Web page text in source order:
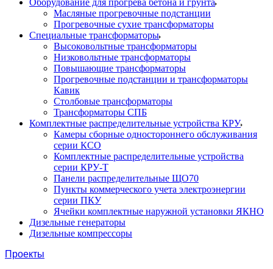
Оборудование для прогрева бетона и грунта
Масляные прогревочные подстанции
Прогревочные сухие трансформаторы
Специальные трансформаторы
Высоковольтные трансформаторы
Низковольтные трансформаторы
Повышающие трансформаторы
Прогревочные подстанции и трансформаторы
Кавик
Столбовые трансформаторы
Трансформаторы СПБ
Комплектные распределительные устройства КРУ
Камеры сборные одностороннего обслуживания
серии КСО
Комплектные распределительные устройства
серии КРУ-Т
Панели распределительные ЩО70
Пункты коммерческого учета электроэнергии
серии ПКУ
Ячейки комплектные наружной установки ЯКНО
Дизельные генераторы
Дизельные компрессоры
Проекты